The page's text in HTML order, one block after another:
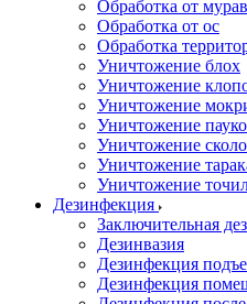
Обработка от
Обработка от ос
Обработка
Уничтожение блох
Уничтожение
Уничтожение
Уничтожение
Уничтожение
Уничтожение
Уничтожение
Дезинфекция
Заключительная
Дезинвазия
Дезинфекция
Дезинфекция